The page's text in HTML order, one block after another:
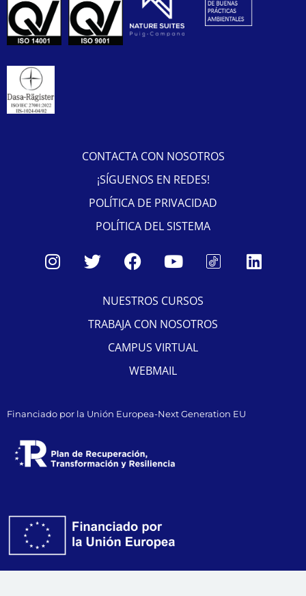
CONTACTA CON NOSOTROS
¡SÍGUENOS EN REDES!
POLÍTICA DE PRIVACIDAD
POLÍTICA DEL SISTEMA
NUESTROS CURSOS
TRABAJA CON NOSOTROS
CAMPUS VIRTUAL
WEBMAIL
Financiado por la Unión Europea-Next Generation EU